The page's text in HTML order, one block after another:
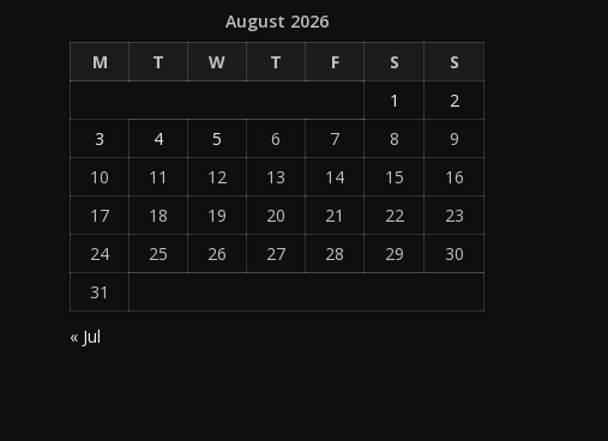
August 2026
M
T W T F S
S
1
2
3
4 5 6 7 8
9
10
11 12 13 14 15
16
17
18 19 20 21 22
23
24
25 26 27 28 29
30
31
« Jul